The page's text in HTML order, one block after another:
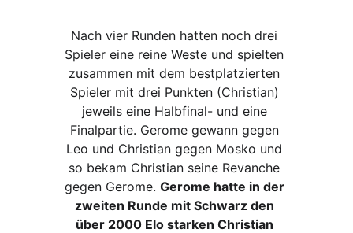
Nach vier Runden hatten noch drei
Spieler eine reine Weste und spielten
zusammen mit dem bestplatzierten
Spieler mit drei Punkten (Christian)
jeweils eine Halbfinal- und eine
Finalpartie. Gerome gewann gegen
Leo und Christian gegen Mosko und
so bekam Christian seine Revanche
gegen Gerome. Gerome hatte in der
zweiten Runde mit Schwarz den
über 2000 Elo starken Christian